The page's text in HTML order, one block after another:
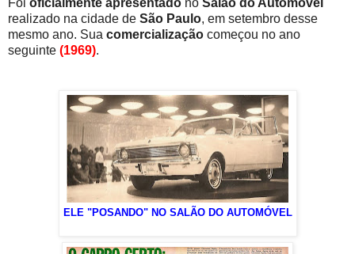
realizado na cidade de São Paulo, em setembro desse
mesmo ano. Sua comercialização começou no ano
seguinte (1969).
ELE "POSANDO" NO SALÃO DO AUTOMÓVEL